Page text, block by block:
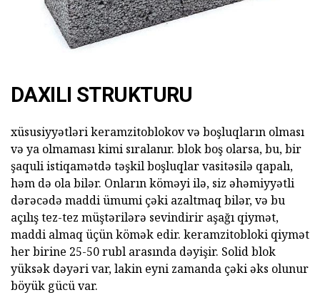
DAXILI STRUKTURU
xüsusiyyətləri keramzitoblokov və boşluqların olması
və ya olmaması kimi sıralanır. blok boş olarsa, bu, bir
şaquli istiqamətdə təşkil boşluqlar vasitəsilə qapalı,
həm də ola bilər. Onların köməyi ilə, siz əhəmiyyətli
dərəcədə maddi ümumi çəki azaltmaq bilər, və bu
açılış tez-tez müştərilərə sevindirir aşağı qiymət,
maddi almaq üçün kömək edir. keramzitobloki qiymət
her birine 25-50 rubl arasında dəyişir. Solid blok
yüksək dəyəri var, lakin eyni zamanda çəki əks olunur
böyük gücü var.